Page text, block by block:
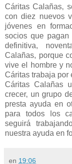
Cáritas Calañas,
con diez nuevos
jóvenes en
socios que
definitiva,
Calañas, porque
vive el hombre y
Cáritas trabaja por
Cáritas Calañas
crecer, un grupo
presta ayuda en
para todos los
seguirá
nuestra ayuda en
en 19:06